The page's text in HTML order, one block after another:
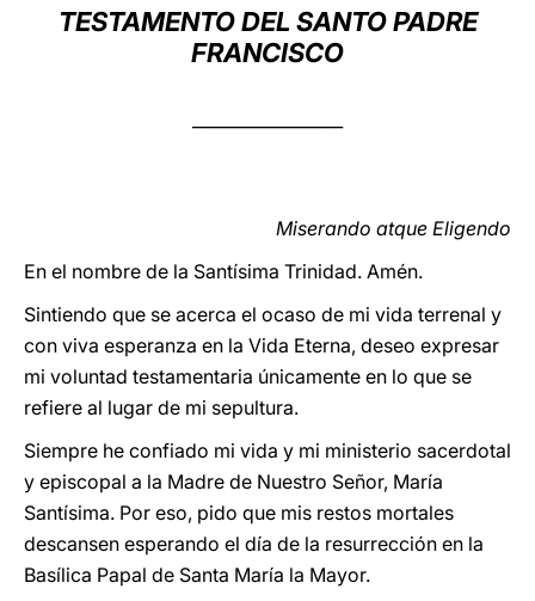
العربيّة
TESTAMENTO DEL SANTO PADRE
FRANCISCO
Miserando atque Eligendo
En el nombre de la Santísima Trinidad. Amén.
Sintiendo que se acerca el ocaso de mi vida terrenal y
con viva esperanza en la Vida Eterna, deseo expresar
mi voluntad testamentaria únicamente en lo que se
refiere al lugar de mi sepultura.
Siempre he confiado mi vida y mi ministerio sacerdotal
y episcopal a la Madre de Nuestro Señor, María
Santísima. Por eso, pido que mis restos mortales
descansen esperando el día de la resurrección en la
Basílica Papal de Santa María la Mayor.